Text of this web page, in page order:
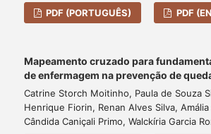
PDF (PORTUGUÊS) PDF
Mapeamento cruzado para
de enfermagem na prevenção de
Catrine Storch Moitinho, Paula de Souza
Henrique Fiorin, Renan Alves Silva,
Cândida Caniçali Primo, Walckíria Garcia